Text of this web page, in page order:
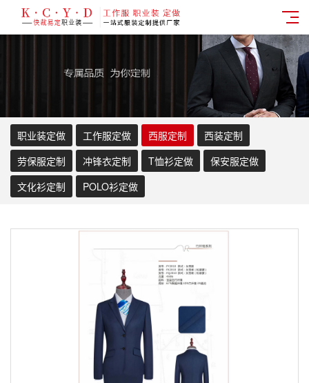
职业装定做 工作服定做 西服定制
西装定制
劳保服定制
冲锋衣定制 T恤衫定做
保安服定做
文化衫定制
POLO衫定做